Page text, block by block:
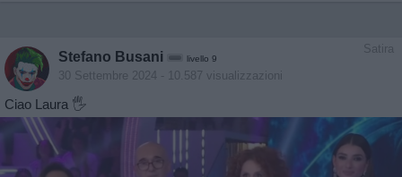
Satira
Stefano Busani livello 9
30 Settembre 2024 - 10.587 visualizzazioni
Ciao Laura 🖐